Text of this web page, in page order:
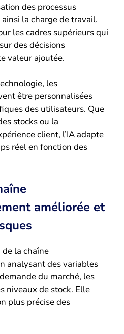
des processus
la charge de travail.
les cadres supérieurs qui
des décisions
valeur ajoutée.
les
être personnalisées
des utilisateurs. Que
stocks ou la
client, l’IA adapte
réel en fonction des
améliorée et
de la chaîne
analysant des variables
du marché, les
niveaux de stock. Elle
plus précise des